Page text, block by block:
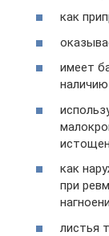
как
имеет
как
при
листья